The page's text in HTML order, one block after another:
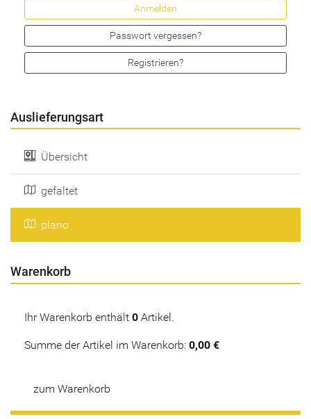
Passwort vergessen?
Registrieren?
Auslieferungsart
Übersicht
gefaltet
plano
Warenkorb
Ihr Warenkorb enthält 0 Artikel.
Summe der Artikel im Warenkorb: 0,00 €
zum Warenkorb